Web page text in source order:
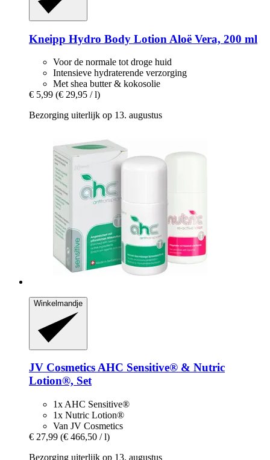
Kneipp Hydro Body Lotion Aloë Vera, 200 ml
Voor de normale tot droge huid
Intensieve hydraterende verzorging
Met shea butter & kokosolie
€ 5,99 (€ 29,95 / l)
Bezorging uiterlijk op 13. augustus
Winkelmandje
JV CosmeticsAHC Sensitive® & Nutric
Lotion®, Set
1x AHC Sensitive®
1x Nutric Lotion®
Van JV Cosmetics
€ 27,99 (€ 466,50 / l)
Bezorging uiterlijk op 13. augustus